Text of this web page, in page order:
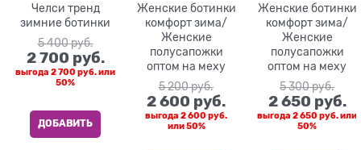
Челси тренд
зимние ботинки
5 400 руб.
2 700 руб.
выгода 2 700 руб.или
50%
ДОБАВИТЬ
Женские ботинки
комфорт зима/
Женские
полусапожки
оптом на меху
5 200 руб.
2 600 руб.
выгода 2 600 руб.
или50%
Женские ботинки
комфорт зима/
Женские
полусапожки
оптом на меху
5 300 руб.
2 650 руб.
выгода 2 650 руб.или
50%